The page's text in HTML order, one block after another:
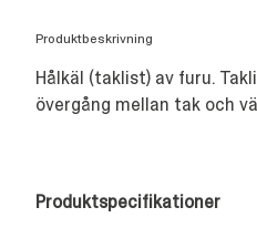
Produktbeskrivning
Hålkäl (taklist) av furu.
övergång mellan tak och
Produktspecifikationer